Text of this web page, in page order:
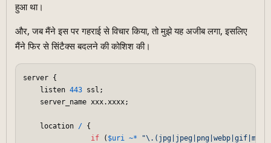
हुआ था।
और, जब मैंने इस पर गहराई से विचार किया, तो मुझे यह अजीब लगा, इसलिए
मैंने फिर से सिंटैक्स बदलने की कोशिश की।
server {
    listen
443 ssl;
    server_name xxx.xxxx;
    location
/ {
if ( $uri ~*